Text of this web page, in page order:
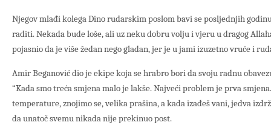
Njegov mlađi kolega Dino rudarskim poslom bavi se posljednjih
raditi. Nekada bude loše, ali uz neku dobru volju i vjeru u dragog
pojasnio da je više žedan nego gladan, jer je u jami izuzetno vruće i
Amir Beganović dio je ekipe koja se hrabro bori da svoju radnu
“Kada smo treća smjena malo je lakše. Najveći problem je prva
temperature, znojimo se, velika prašina, a kada izađeš vani, jedva
da unatoč svemu nikada nije prekinuo post.